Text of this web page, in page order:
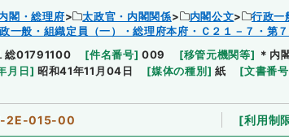
閣・総理府 太政官・内閣関係 内閣公文
行政一
一般・組織定員（一）・総理府本府・Ｃ２１－７・第
総01791100 [件名番号] 009 [移管元機関等] ＊内
月日] 昭和41年11月04日 [媒体の種別 ] 紙 [文書番号
-2E-015-00 [利用制